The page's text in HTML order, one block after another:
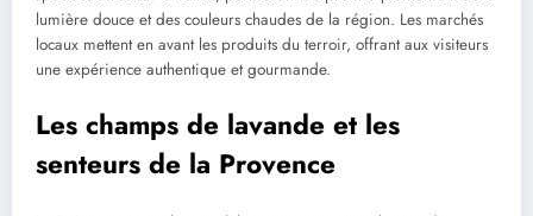
lumière douce et des couleurs chaudes de la région. Les marchés
locaux mettent en avant les produits du terroir, offrant aux visiteurs
une expérience authentique et gourmande.
Les champs de lavande et les
senteurs de la Provence